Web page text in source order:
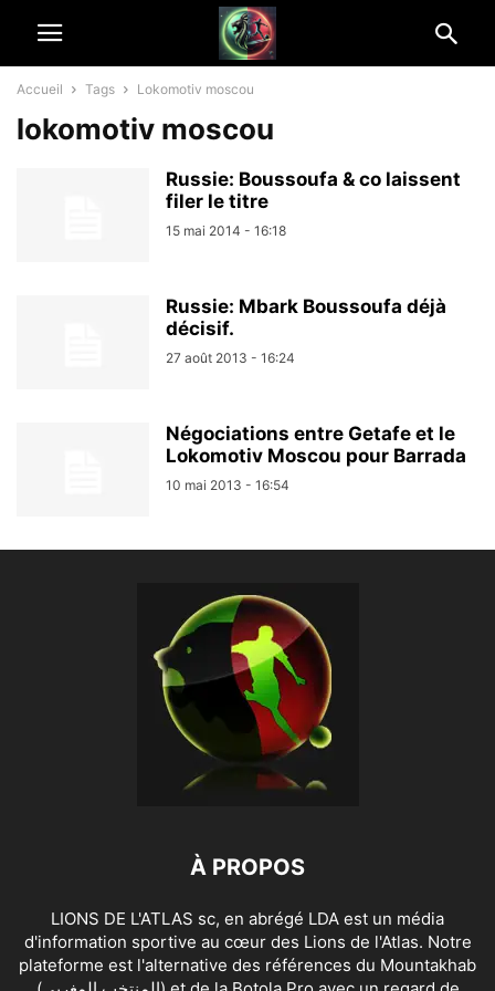
Accueil Tags Lokomotiv moscou
lokomotiv moscou
Russie: Boussoufa & co laissent
filer le titre
15 mai 2014 - 16:18
Russie: Mbark Boussoufa déjà
décisif.
27 août 2013 - 16:24
Négociations entre Getafe et le
Lokomotiv Moscou pour Barrada
10 mai 2013 - 16:54
À PROPOS
LIONS DE L'ATLAS sc, en abrégé LDA est un média
d'information sportive au cœur des Lions de l'Atlas. Notre
plateforme est l'alternative des références du Mountakhab